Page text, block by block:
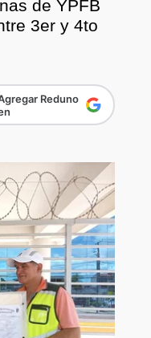
de YPFB
3er y 4to
Reduno